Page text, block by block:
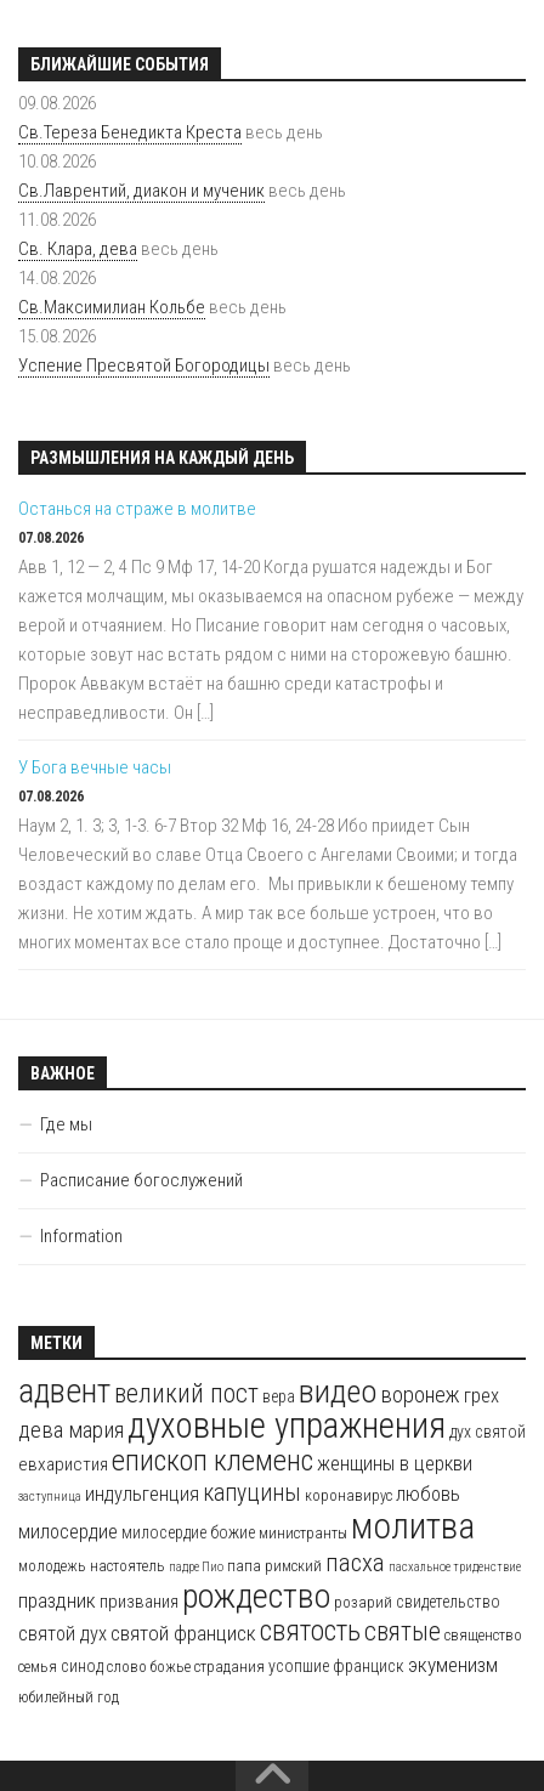
БЛИЖАЙШИЕ СОБЫТИЯ
09.08.2026
Св.Тереза Бенедикта Креста весь день
10.08.2026
Св.Лаврентий, диакон и мученик весь день
11.08.2026
Св. Клара, дева весь день
14.08.2026
Св.Максимилиан Кольбе весь день
15.08.2026
Успение Пресвятой Богородицы весь день
РАЗМЫШЛЕНИЯ НА КАЖДЫЙ ДЕНЬ
Останься на страже в молитве
07.08.2026
Авв 1, 12 — 2, 4 Пс 9 Мф 17, 14-20 Когда рушатся надежды и Бог
кажется молчащим, мы оказываемся на опасном рубеже — между
верой и отчаянием. Но Писание говорит нам сегодня о часовых,
которые зовут нас встать рядом с ними на сторожевую башню.
Пророк Аввакум встаёт на башню среди катастрофы и
несправедливости. Он […]
У Бога вечные часы
07.08.2026
Наум 2, 1. 3; 3, 1-3. 6-7 Втор 32 Мф 16, 24-28 Ибо приидет Сын
Человеческий во славе Отца Своего с Ангелами Своими; и тогда
воздаст каждому по делам его. Мы привыкли к бешеному темпу
жизни. Не хотим ждать. А мир так все больше устроен, что во
многих моментах все стало проще и доступнее. Достаточно […]
ВАЖНОЕ
Где мы
Расписание богослужений
Information
МЕТКИ
адвентвеликий пост вера видео воронеж грех
дева мария духовные упражнения дух святой
евхаристия епископ клеменс женщины в церкви
заступница индульгенция капуцины коронавирус любовь
милосердие милосердие божие министранты молитва
молодежь настоятель падре Пио папа римский пасха пасхальное триденствие
праздник призвания рождество розарий свидетельство
святой дух святой франциск святостьсвятые священство
семья синод слово божье страдания усопшие франциск экуменизм
юбилейный год